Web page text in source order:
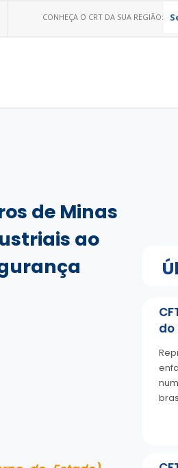
CONHEÇA O CRT DA SUA REGIÃO:
de Minas
ao
do